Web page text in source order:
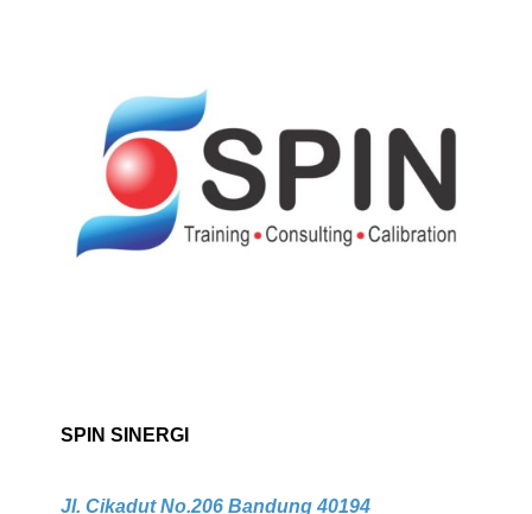
SPIN SINERGI
Jl. Cikadut No.206 Bandung 40194